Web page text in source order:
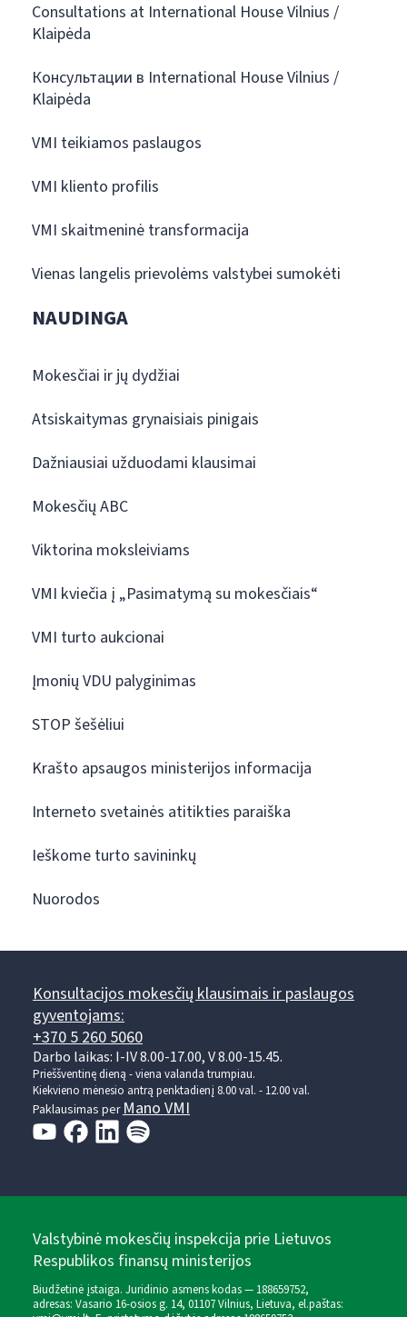
Consultations at International House Vilnius /
Klaipėda
Консультации в International House Vilnius /
Klaipėda
VMI teikiamos paslaugos
VMI kliento profilis
VMI skaitmeninė transformacija
Vienas langelis prievolėms valstybei sumokėti
NAUDINGA
Mokesčiai ir jų dydžiai
Atsiskaitymas grynaisiais pinigais
Dažniausiai užduodami klausimai
Mokesčių ABC
Viktorina moksleiviams
VMI kviečia į „Pasimatymą su mokesčiais“
VMI turto aukcionai
Įmonių VDU palyginimas
STOP šešėliui
Krašto apsaugos ministerijos informacija
Interneto svetainės atitikties paraiška
Ieškome turto savininkų
Nuorodos
Konsultacijos mokesčių klausimais ir paslaugos
gyventojams:
+370 5 260 5060
Darbo laikas: I-IV 8.00-17.00, V 8.00-15.45.
Prieššventinę dieną - viena valanda trumpiau.
Kiekvieno mėnesio antrą penktadienį 8.00 val. - 12.00 val.
Paklausimas perMano VMI
Valstybinė mokesčių inspekcija prie Lietuvos
Respublikos finansų ministerijos
Biudžetinė įstaiga. Juridinio asmens kodas — 188659752,
adresas: Vasario 16-osios g. 14, 01107 Vilnius, Lietuva, el.paštas: